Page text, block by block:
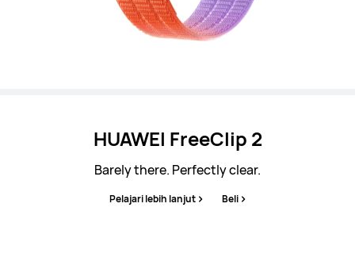
HUAWEI FreeClip 2
Barely there. Perfectly clear.
Pelajari lebih lanjut Beli